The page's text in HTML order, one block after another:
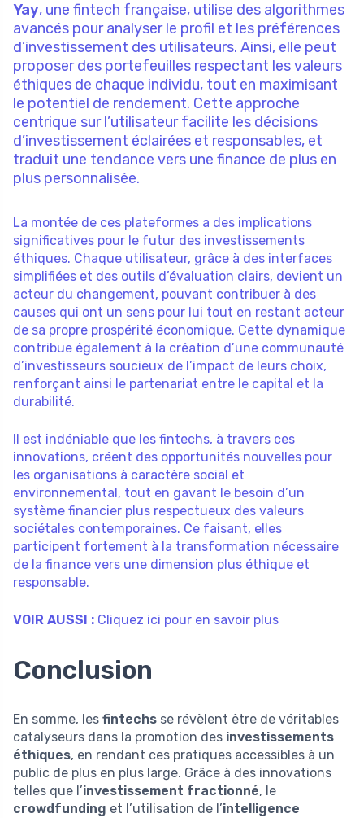
Yay, une fintech française, utilise des algorithmes
avancés pour analyser le profil et les préférences
d’investissement des utilisateurs. Ainsi, elle peut
proposer des portefeuilles respectant les valeurs
éthiques de chaque individu, tout en maximisant
le potentiel de rendement. Cette approche
centrique sur l’utilisateur facilite les décisions
d’investissement éclairées et responsables, et
traduit une tendance vers une finance de plus en
plus personnalisée.
La montée de ces plateformes a des implications
significatives pour le futur des investissements
éthiques. Chaque utilisateur, grâce à des interfaces
simplifiées et des outils d’évaluation clairs, devient un
acteur du changement, pouvant contribuer à des
causes qui ont un sens pour lui tout en restant acteur
de sa propre prospérité économique. Cette dynamique
contribue également à la création d’une communauté
d’investisseurs soucieux de l’impact de leurs choix,
renforçant ainsi le partenariat entre le capital et la
durabilité.
Il est indéniable que les fintechs, à travers ces
innovations, créent des opportunités nouvelles pour
les organisations à caractère social et
environnemental, tout en gavant le besoin d’un
système financier plus respectueux des valeurs
sociétales contemporaines. Ce faisant, elles
participent fortement à la transformation nécessaire
de la finance vers une dimension plus éthique et
responsable.
VOIR AUSSI : Cliquez ici pour en savoir plus
Conclusion
En somme, les fintechs se révèlent être de véritables
catalyseurs dans la promotion des investissements
éthiques, en rendant ces pratiques accessibles à un
public de plus en plus large. Grâce à des innovations
telles que l’investissement fractionné, le
crowdfunding et l’utilisation de l’intelligence